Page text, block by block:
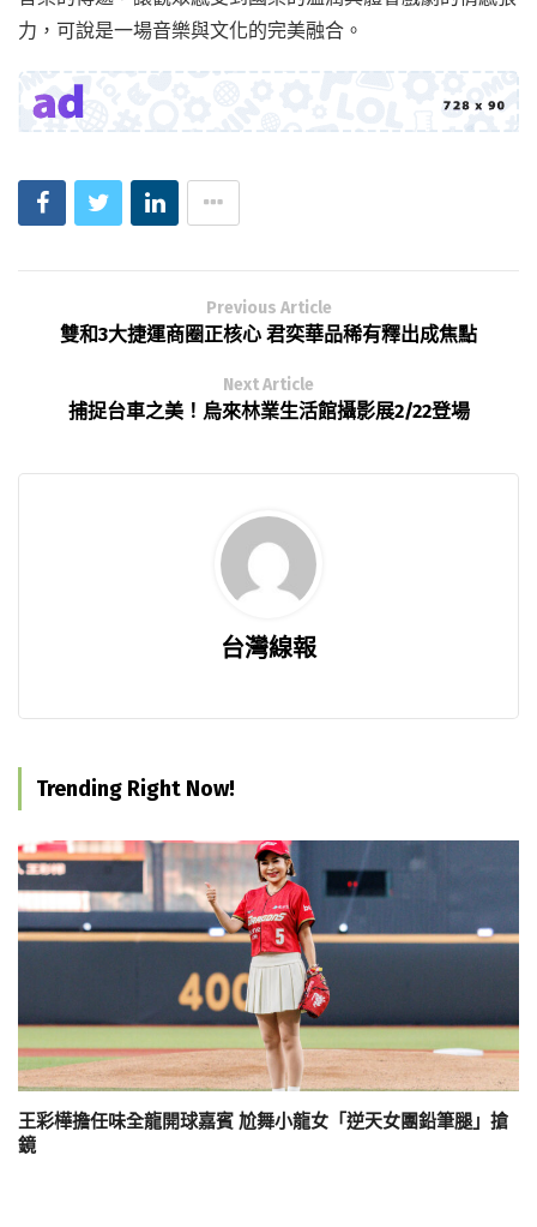
力，可說是一場音樂與文化的完美融合。
Previous Article
雙和3大捷運商圈正核心 君奕華品稀有釋出成焦點
Next Article
捕捉台車之美！烏來林業生活館攝影展2/22登場
台灣線報
Trending Right Now!
王彩樺擔任味全龍開球嘉賓 尬舞小龍女「逆天女團鉛筆腿」搶
鏡